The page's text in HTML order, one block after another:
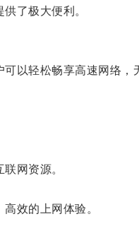
了极大便利。
以轻松畅享高速网络，
网资源。
效的上网体验。